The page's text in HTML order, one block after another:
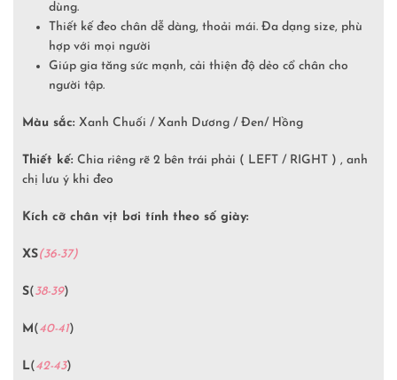
dùng.
Thiết kế đeo chân dễ dàng, thoải mái. Đa dạng size, phù
hợp với mọi người
Giúp gia tăng sức mạnh, cải thiện độ dẻo cổ chân cho
người tập.
Màu sắc: Xanh Chuối / Xanh Dương / Đen/ Hồng
Thiết kế: Chia riêng rẽ 2 bên trái phải ( LEFT / RIGHT ) , anh
chị lưu ý khi đeo
Kích cỡ chân vịt bơi tính theo số giày:
XS(36-37)
S( 38-39)
M( 40-41)
L( 42-43)